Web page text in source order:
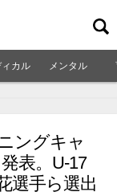
カル メンタル
ングキャ
表。U-17
選手ら選出